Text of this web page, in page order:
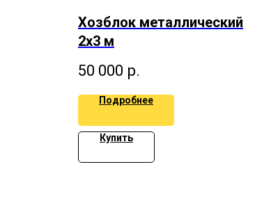
Хозблок металлический
2х3 м
50 000 р.
Подробнее
Купить